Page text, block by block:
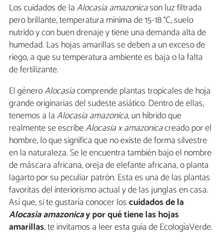
Los cuidados de laAlocasia amazonicason luz filtrada
pero brillante, temperatura mínima de 15-18 °C, suelo
nutrido y con buen drenaje y tiene una demanda alta de
humedad. Las hojas amarillas se deben a un exceso de
riego, a que su temperatura ambiente es baja o la falta
de fertilizante.
El géneroAlocasiacomprende plantas tropicales de hoja
grande originarias del sudeste asiático. Dentro de ellas,
tenemos a laAlocasia amazonica, un híbrido que
realmente se escribeAlocasia x amazonicacreado por el
hombre, lo que significa que no existe de forma silvestre
en la naturaleza. Se le encuentra también bajo el nombre
de máscara africana, oreja de elefante africana, o planta
lagarto por su peculiar patrón. Esta es una de las plantas
favoritas del interiorismo actual y de las junglas en casa.
Así que, si te gustaría conocer loscuidados de la
Alocasia amazonicay por qué tiene las hojas
amarillas, te invitamos a leer esta guía de EcologíaVerde.